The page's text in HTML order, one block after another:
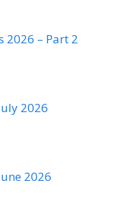
2026 – Part 2
2026
2026